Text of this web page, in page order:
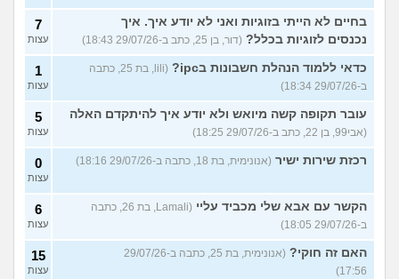
בחיים לא הייתי בזוגיות ואני לא יודע איך. איך
נכנסים לזוגיות בכלל? (דור, בן 25, כתב ב-29/07/26 18:43)
7
עצות
כדאי ללמוד הנהלת חשבונות בipc?
(lili, בת 25, כתבה
ב-29/07/26 18:34)
1
עצות
עובר תקופה קשה מיואש ולא יודע איך להיתקדם האלה
(אבי99, בן 22, כתב ב-29/07/26 18:25)
5
עצות
רכזת שירות ישיר (אנונימית, בת 18, כתבה ב-29/07/26 18:16) 0
עצות
הקשר עם אבא שלי מכביד עליי
(Lamali, בת 26, כתבה
ב-29/07/26 18:05)
6
עצות
האם זה חוקי?
(אנונימית, בת 25, כתבה ב-29/07/26
17:56)
15
עצות